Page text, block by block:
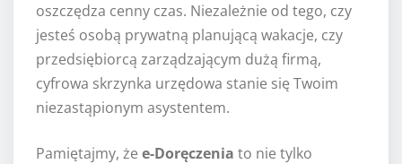
oszczędza cenny czas. Niezależnie od tego, czy
jesteś osobą prywatną planującą wakacje, czy
przedsiębiorcą zarządzającym dużą firmą,
cyfrowa skrzynka urzędowa stanie się Twoim
niezastąpionym asystentem.
Pamiętajmy, że e-Doręczenia to nie tylko